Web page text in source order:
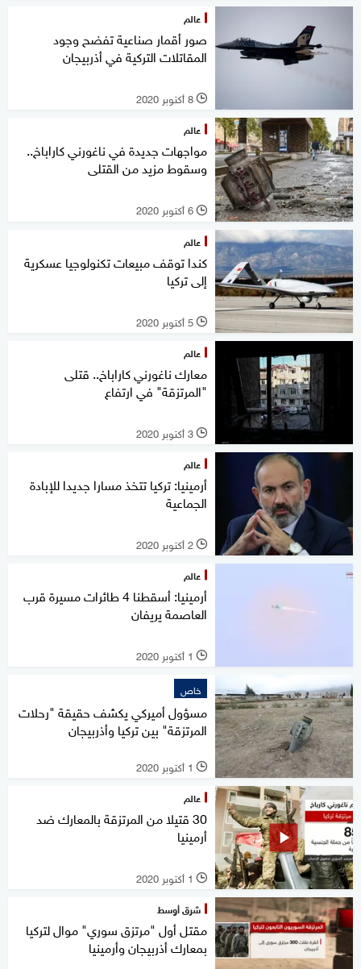
عالم
صور أقمار صناعية تفضح وجود
المقاتلات التركية في أذربيجان
l 8 أكتوبر 2020
عالم
مواجهات جديدة في ناغورني كاراباخ..
وسقوط مزيد من القتلى
l 6 أكتوبر 2020
عالم
كندا توقف مبيعات تكنولوجيا عسكرية
إلى تركيا
l 5 أكتوبر 2020
عالم
معارك ناغورني كاراباخ.. قتلى
"المرتزقة" في ارتفاع
l 3 أكتوبر 2020
عالم
أرمينيا: تركيا تتخذ مسارا جديدا للإبادة
الجماعية
l 2 أكتوبر 2020
عالم
أرمينيا: أسقطنا 4 طائرات مسيرة قرب
العاصمة يريفان
l 1 أكتوبر 2020
خاص
مسؤول أميركي يكشف حقيقة "رحلات
المرتزقة" بين تركيا وأذربيجان
l 1 أكتوبر 2020
عالم
30 قتيلا من المرتزقة بالمعارك ضد
أرمينيا
l 1 أكتوبر 2020
شرق أوسط
مقتل أول "مرتزق سوري" موال لتركيا
بمعارك أذربيجان وأرمينيا